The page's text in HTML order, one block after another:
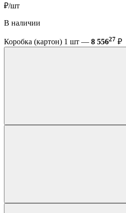
₽/шт
В наличии
Коробка (картон) 1 шт — 8 55627 ₽